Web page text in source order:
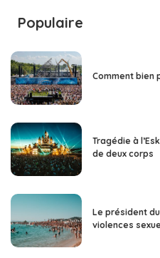
Populaire
Comment bien
Tragédie à
de deux corps
Le président
violences